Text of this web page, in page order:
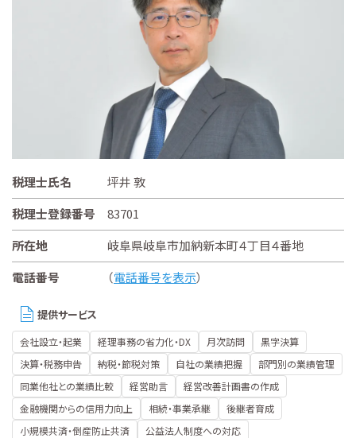
税理士氏名
坪井 敦
税理士登録番号
83701
所在地
岐阜県岐阜市加納新本町４丁目４番地
電話番号
（電話番号を表示）
提供サービス
会社設立・起業 経理事務の省力化・DX 月次訪問
黒字決算
決算・税務申告
納税・節税対策 自社の業績把握
部門別の業績管理
同業他社との業績比較
経営助言
経営改善計画書の作成
金融機関からの信用力向上
相続・事業承継
後継者育成
小規模共済・倒産防止共済
公益法人制度への対応